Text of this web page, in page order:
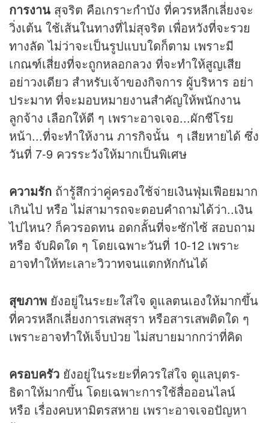
การงาน สุจริต คือเกราะกำบัง ที่ควรหลีกเลี่ยงจะ
วิ่งเต้น ใช้เส้นในทางที่ไม่สุจริต เพื่อหวังที่จะรวย
ทางลัด ไม่ว่าจะเป็นรูปแบบใดก็ตาม เพราะมี
เกณฑ์เสี่ยงที่จะถูกหลอกลวง ที่จะทำให้สูญเสีย
อย่าวงเดียว สำหรับเจ้าของกิจการ ผู้บริหาร อย่า
ประมาท ที่จะมอบหมายงานสำคัญให้พนักงาน
ลูกจ้าง เลือกให้ดี ๆ เพราะอาจเจอ...ผักชีโรย
หน้า...ที่จะทำให้งาน ภารกิจนั้น ๆ เสียหายได้ ซึ่ง
วันที่ 7-9 ควรระวังให้มากเป็นพิเศษ
ความรัก ถ้ารู้สึกว่าคู่ครองใช้จ่ายเงินฟุ่มเฟือยมาก
เกินไป หรือ ไม่สามารถจะตอบคำถามได้ว่า..เงิน
ไปไหน? ก็ควรอดทน อดกลั้นที่จะซักไซ้ สอบถาม
หรือ จับผิดใด ๆ โดยเฉพาะวันที่ 10-12 เพราะ
อาจทำให้ทะเลาะวิวาทจนแตกหักกันได้
สุขภาพ ยังอยู่ในระยะใส่ใจ ดูแลตนเองให้มากขึ้น
ที่ควรหลีกเลี่ยงการเสพสุรา หรือสารเสพติดใด ๆ
เพราะอาจทำให้เจ็บป่วย ไม่สบายมากกว่าที่คิด
ครอบครัว ยังอยู่ในระยะที่ควรใส่ใจ ดูแลบุตร-
ธิดาให้มากขึ้น โดยเฉพาะการใช้สื่อออนไลน์
หรือ เรื่องคบหามิตรสหาย เพราะอาจเจอปัญหา